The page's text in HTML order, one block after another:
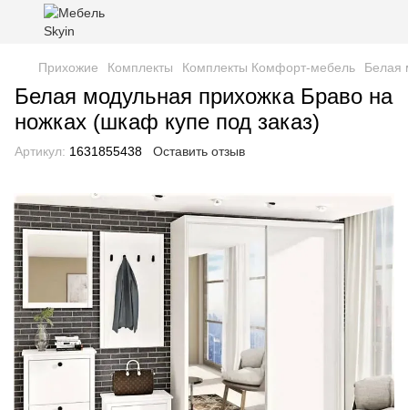
Прихожие Комплекты Комплекты Комфорт-мебель Белая
Белая модульная прихожка Браво на
ножках (шкаф купе под заказ)
Артикул: 1631855438 Оставить отзыв